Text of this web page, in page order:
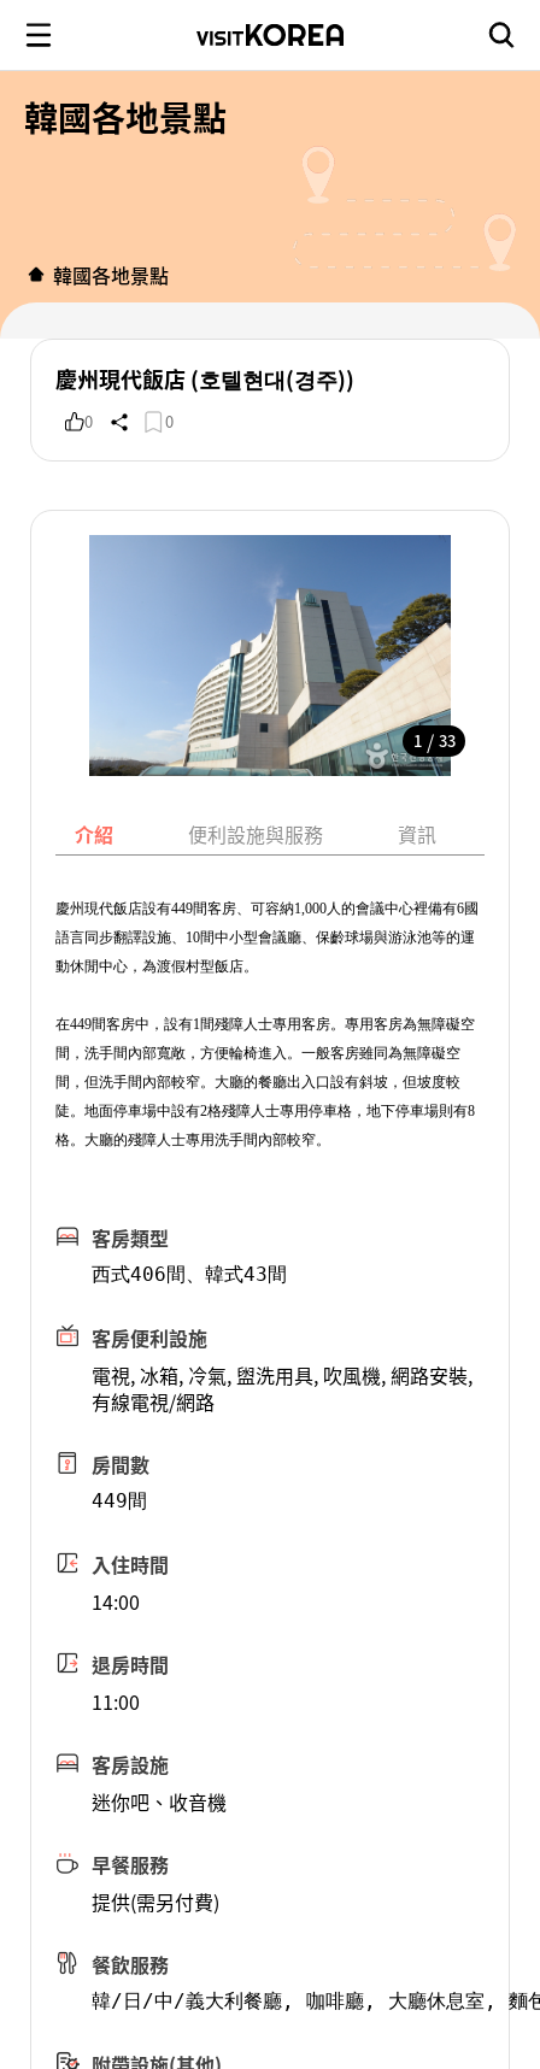
韓國各地景點
韓國各地景點
慶州現代飯店 (호텔현대(경주))
0 0
1 / 33
介紹 便利設施與服務 資訊
慶州現代飯店設有449間客房、可容納1,000人的會議中心裡備有6國
語言同步翻譯設施、10間中小型會議廳、保齡球場與游泳池等的運
動休閒中心，為渡假村型飯店。
在449間客房中，設有1間殘障人士專用客房。專用客房為無障礙空
間，洗手間內部寬敞，方便輪椅進入。一般客房雖同為無障礙空
間，但洗手間內部較窄。大廳的餐廳出入口設有斜坡，但坡度較
陡。地面停車場中設有2格殘障人士專用停車格，地下停車場則有8
格。大廳的殘障人士專用洗手間內部較窄。
客房類型
西式406間、韓式43間
客房便利設施
電視, 冰箱, 冷氣, 盥洗用具, 吹風機, 網路安裝,
有線電視/網路
房間數
449間
入住時間
14:00
退房時間
11:00
客房設施
迷你吧、收音機
早餐服務
提供(需另付費)
餐飲服務
韓/日/中/義大利餐廳, 咖啡廳, 大廳休息室, 麵